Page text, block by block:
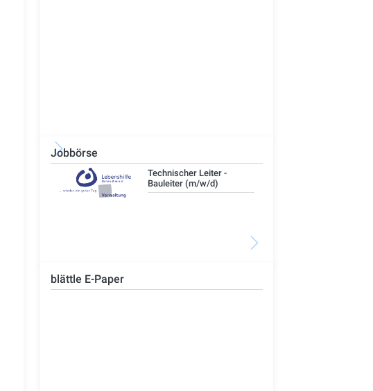
Jobbörse
Technischer Leiter -
Bauleiter (m/w/d)
blättle E-Paper